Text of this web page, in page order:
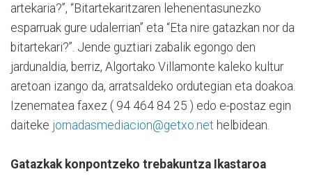
artekaria?”, “Bitartekaritzaren lehenentasunezko
esparruak gure udalerrian” eta “Eta nire gatazkan nor da
bitartekari?”. Jende guztiari zabalik egongo den
jardunaldia, berriz, Algortako Villamonte kaleko kultur
aretoan izango da, arratsaldeko ordutegian eta doakoa.
Izenematea faxez ( 94 464 84 25 ) edo e-postaz egin
daiteke jornadasmediacion@getxo.net helbidean.
Gatazkak konpontzeko trebakuntza Ikastaroa